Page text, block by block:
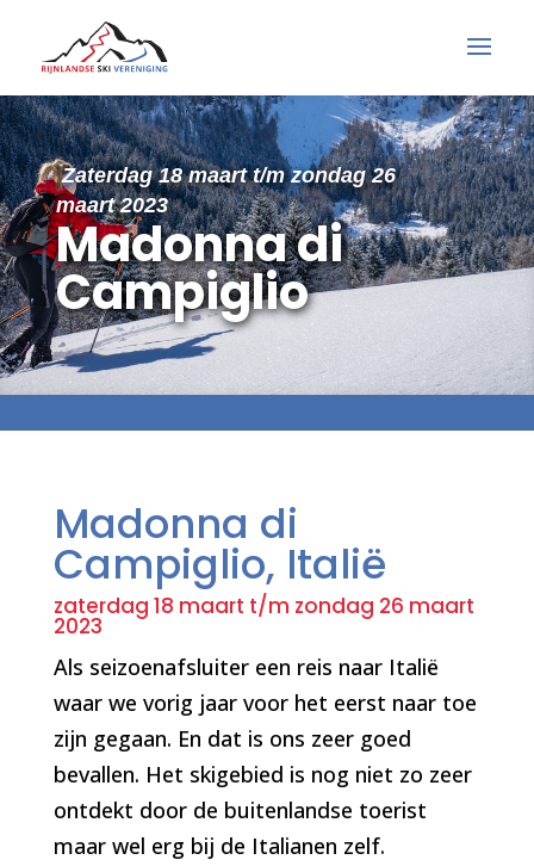
Zaterdag 18 maart t/m zondag 26
maart 2023
Madonna di
Campiglio
Madonna di
Campiglio, Italië
zaterdag 18 maart t/m zondag 26 maart
2023
Als seizoenafsluiter een reis naar Italië
waar we vorig jaar voor het eerst naar toe
zijn gegaan. En dat is ons zeer goed
bevallen. Het skigebied is nog niet zo zeer
ontdekt door de buitenlandse toerist
maar wel erg bij de Italianen zelf.